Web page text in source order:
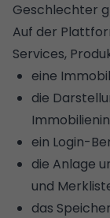
Geschlechter
Auf der
Services,
eine
die
ein Login-
die Anlage
und
das